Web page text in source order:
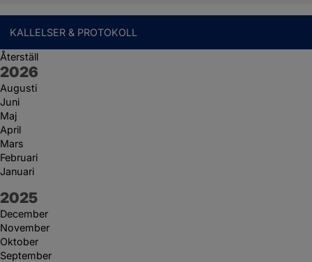
KALLELSER & PROTOKOLL
Återställ
År:
2026
Augusti
Juni
Maj
April
Mars
Februari
Januari
År:
2025
December
November
Oktober
September